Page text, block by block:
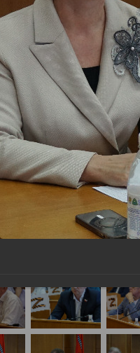
Фотогалерея
45-я
Вологодской городской Думы